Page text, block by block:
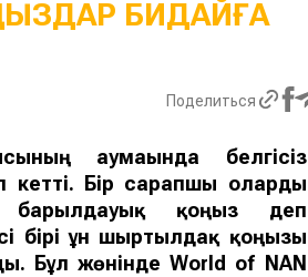
БИДАЙҒА
Поделиться
аумағында белгісіз
кетті. Бір сарапшы оларды
барылдауық қоңыздеп
біріұн шыртылдақ қоңызы
Бұл жөнінде World of NAN